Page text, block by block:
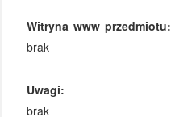
Witryna www przedmiotu:
brak
Uwagi:
brak